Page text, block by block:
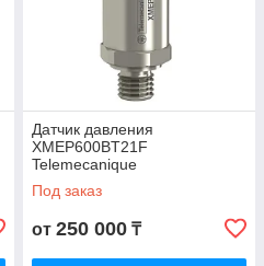
Датчик давления
XMEP600BT21F
Telemecanique
Под заказ
от 250 000 ₸